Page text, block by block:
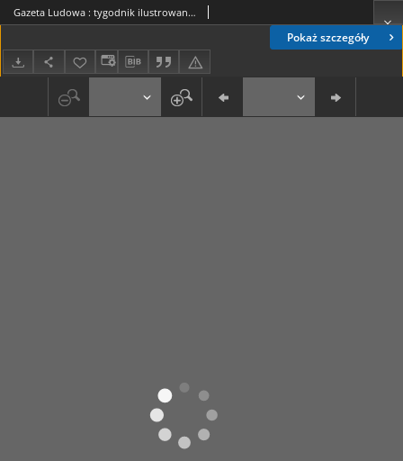
Pokaż szczegóły
Gazeta Ludowa : tygodnik ilustrowany 1916-01-09, R. 2, nr 2